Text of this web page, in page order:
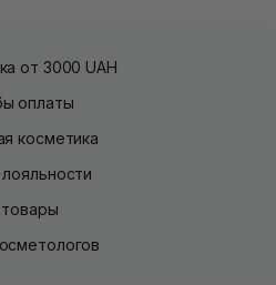
от 3000 UAH
оплаты
косметика